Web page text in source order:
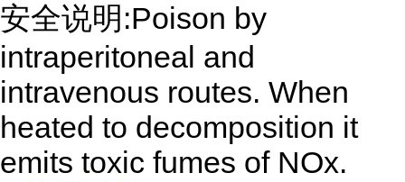
安全说明:Poison by
intraperitoneal and
intravenous routes. When
heated to decomposition it
emits toxic fumes of NOx.